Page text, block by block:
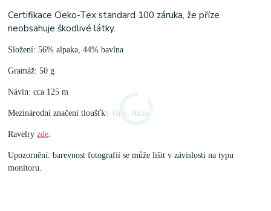
Certifikace Oeko-Tex standard 100 záruka, že příze
neobsahuje škodlivé látky.
Složení: 56% alpaka, 44% bavlna
Gramáž: 50 g
Návin: cca 125 m
Mezinárodní značení tloušťky vlny: Aran
Ravelryzde
Upozornění: barevnost fotografií se může lišit v závislosti na typu
monitoru.